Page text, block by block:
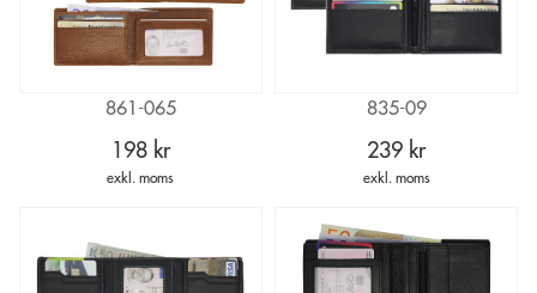
861-065
198 kr
exkl. moms
835-09
239 kr
exkl. moms